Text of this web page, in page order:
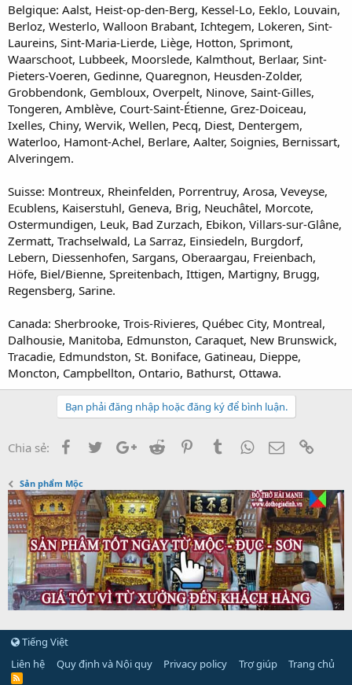
Belgique: Aalst, Heist-op-den-Berg, Kessel-Lo, Eeklo, Louvain,
Berloz, Westerlo, Walloon Brabant, Ichtegem, Lokeren, Sint-
Laureins, Sint-Maria-Lierde, Liège, Hotton, Sprimont,
Waarschoot, Lubbeek, Moorslede, Kalmthout, Berlaar, Sint-
Pieters-Voeren, Gedinne, Quaregnon, Heusden-Zolder,
Grobbendonk, Gembloux, Overpelt, Ninove, Saint-Gilles,
Tongeren, Amblève, Court-Saint-Étienne, Grez-Doiceau,
Ixelles, Chiny, Wervik, Wellen, Pecq, Diest, Dentergem,
Waterloo, Hamont-Achel, Berlare, Aalter, Soignies, Bernissart,
Alveringem.
Suisse: Montreux, Rheinfelden, Porrentruy, Arosa, Veveyse,
Ecublens, Kaiserstuhl, Geneva, Brig, Neuchâtel, Morcote,
Ostermundigen, Leuk, Bad Zurzach, Ebikon, Villars-sur-Glâne,
Zermatt, Trachselwald, La Sarraz, Einsiedeln, Burgdorf,
Lebern, Diessenhofen, Sargans, Oberaargau, Freienbach,
Höfe, Biel/Bienne, Spreitenbach, Ittigen, Martigny, Brugg,
Regensberg, Sarine.
Canada: Sherbrooke, Trois-Rivieres, Québec City, Montreal,
Dalhousie, Manitoba, Edmunston, Caraquet, New Brunswick,
Tracadie, Edmundston, St. Boniface, Gatineau, Dieppe,
Moncton, Campbellton, Ontario, Bathurst, Ottawa.
Bạn phải đăng nhập hoặc đăng ký để bình luận.
Chia sẻ: FacebookTwitterGoogle+
Reddit PinterestTumblrWhatsApp
Email
Sản phẩm Mộc
Tiếng Việt
Liên hệ
Quy định và Nội quy Privacy policy Trợ giúp Trang chủ
R